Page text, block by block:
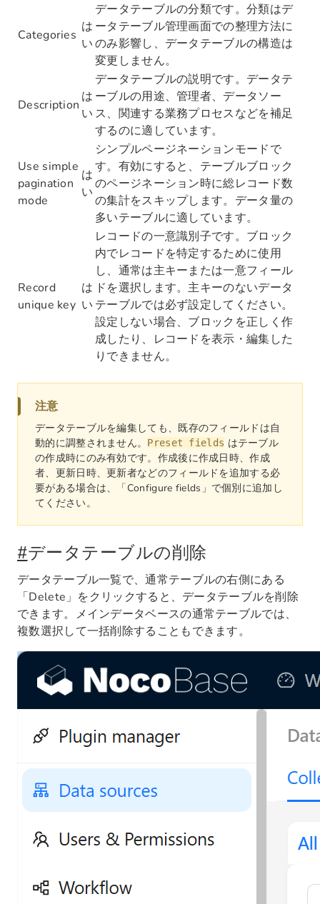
Categories
は
い
データテーブルの分類です。分類はデ
ータテーブル管理画面での整理方法に
のみ影響し、データテーブルの構造は
変更しません。
Description
は
い
データテーブルの説明です。データテ
ーブルの用途、管理者、データソー
ス、関連する業務プロセスなどを補足
するのに適しています。
Use simple
pagination
mode
は
い
シンプルページネーションモードで
す。有効にすると、テーブルブロック
のページネーション時に総レコード数
の集計をスキップします。データ量の
多いテーブルに適しています。
Record
unique key
は
い
レコードの一意識別子です。ブロック
内でレコードを特定するために使用
し、通常は主キーまたは一意フィール
ドを選択します。主キーのないデータ
テーブルでは必ず設定してください。
設定しない場合、ブロックを正しく作
成したり、レコードを表示・編集した
りできません。
注意
データテーブルを編集しても、既存のフィールドは自
動的に調整されません。
Preset fields はテーブル
の作成時にのみ有効です。作成後に作成日時、作成
者、更新日時、更新者などのフィールドを追加する必
要がある場合は、「Configure fields」で個別に追加し
てください。
#データテーブルの削除
データテーブル一覧で、通常テーブルの右側にある
「Delete」をクリックすると、データテーブルを削除
できます。メインデータベースの通常テーブルでは、
複数選択して一括削除することもできます。